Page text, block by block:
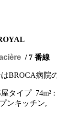
/ 7 番線
BROCA病院
タイプ 74m² :
ンキッチン,